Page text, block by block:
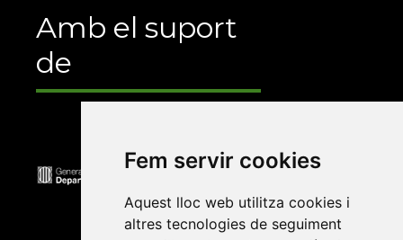
Fem servir cookies
Aquest lloc web utilitza cookies i
altres tecnologies de seguiment
Amb el suport
de